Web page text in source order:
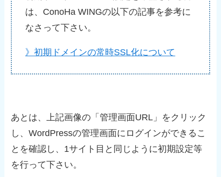
は、ConoHa WINGの以下の記事を参考に
なさって下さい。
》初期ドメインの常時SSL化について
あとは、上記画像の「管理画面URL」をクリック
し、WordPressの管理画面にログインができるこ
とを確認し、1サイト目と同じように初期設定等
を行って下さい。